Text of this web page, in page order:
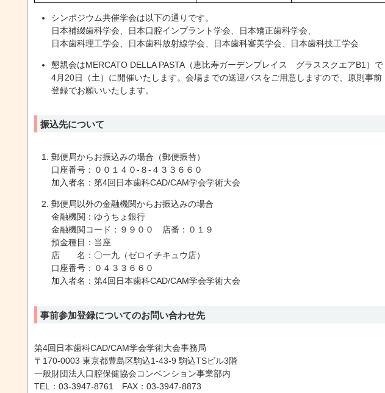
シンポジウム共催学会は以下の通りです。
日本補綴歯科学会、日本口腔インプラント学会、日本矯正歯科学会、
日本歯科理工学会、日本歯科放射線学会、日本歯科審美学会、日本歯科技工学会
懇親会はMERCATO DELLA PASTA（恵比寿ガーデンプレイス グラススクエアB1）で
4月20日（土）に開催いたします。会場までの送迎バスをご用意しますので、原則事前
登録でお願いいたします。
振込先について
郵便局からお振込みの場合（郵便振替）
口座番号：００１４０-８-４３３６６０
加入者名：第4回日本歯科CAD/CAM学会学術大会
郵便局以外の金融機関からお振込みの場合
金融機関：ゆうちょ銀行
金融機関コード：９９００ 店番：０１９
預金種目：当座
店 名：〇一九（ゼロイチキュウ店）
口座番号：０４３３６６０
加入者名：第4回日本歯科CAD/CAM学会学術大会
事前参加登録についてのお問い合わせ先
第4回日本歯科CAD/CAM学会学術大会事務局
〒170-0003 東京都豊島区駒込1-43-9 駒込TSビル3階
一般財団法人口腔保健協会コンベンション事業部内
TEL：03-3947-8761 FAX：03-3947-8873